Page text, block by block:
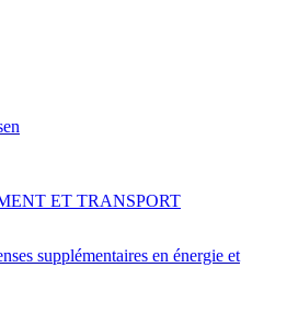
supplémentaires en énergie et
ET TRANSPORT